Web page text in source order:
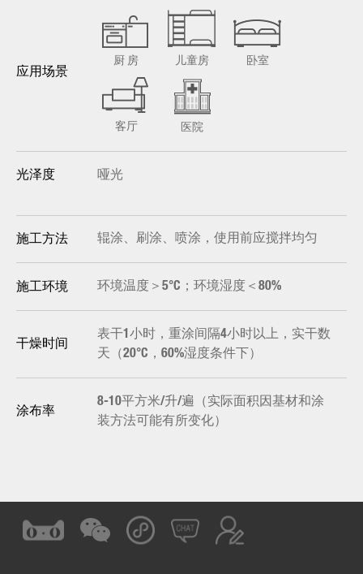
应用场景
厨 房 儿童房 卧室
客厅 医院
光泽度 哑光
施工方法 辊涂、刷涂、喷涂，使用前应搅拌均匀
施工环境 环境温度＞5°C；环境湿度＜80%
干燥时间
表干1小时，重涂间隔4小时以上，实干数
天（20°C，60%湿度条件下）
涂布率
8-10平方米/升/遍（实际面积因基材和涂
装方法可能有所变化）